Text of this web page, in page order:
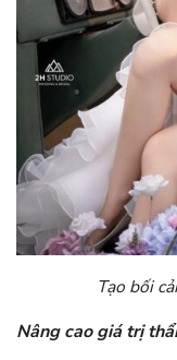
Tạo bối
Nâng cao giá trị